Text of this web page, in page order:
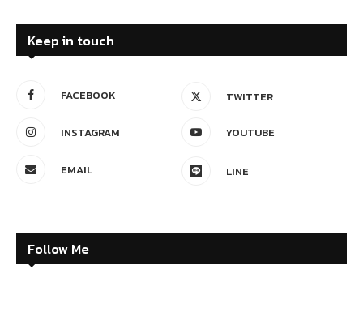
Keep in touch
FACEBOOK TWITTER
INSTAGRAM YOUTUBE
EMAIL LINE
Follow Me